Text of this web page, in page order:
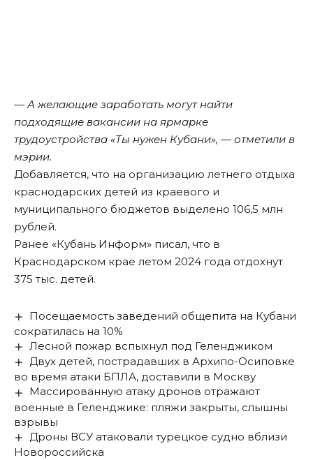
— А желающие заработать могут найти
подходящие вакансии на ярмарке
трудоустройства «Ты нужен Кубани», — отметили в
мэрии.
Добавляется, что на организацию летнего отдыха
краснодарских детей из краевого и
муниципального бюджетов выделено 106,5 млн
рублей.
Ранее «Кубань Информ» писал, что в
Краснодарском крае летом 2024 года отдохнут
375 тыс. детей.
Посещаемость заведений общепита на Кубани
сократилась на 10%
Лесной пожар вспыхнул под Геленджиком
Двух детей, пострадавших в Архипо-Осиповке
во время атаки БПЛА, доставили в Москву
Массированную атаку дронов отражают
военные в Геленджике: пляжи закрыты, слышны
взрывы
Дроны ВСУ атаковали турецкое судно вблизи
Новороссийска